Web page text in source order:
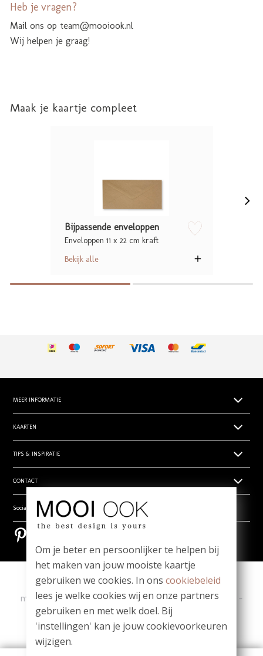
Heb je vragen?
Mail ons op team@mooiook.nl
Wij helpen je graag!
Maak je kaartje compleet
Bijpassende enveloppen
Enveloppen 11 x 22 cm kraft
Bekijk alle
MEER INFORMATIE
Papiersoorten
Levertijden
Prijsoverzicht
Algemene voorwaarden
Privacy verklaring
KAARTEN
Geboortekaartjes
Trouwkaarten zelf ontwerpen
Rouwdrukwerk
Stilgeboren kindje
Bestel een papierwaaier
TIPS & INSPIRATIE
Hippe en unieke babynamen
- Babynamen jongens
- Babynamen meisjes
- Babynamen unisex
Bloei mij! Groeipapier tips!
Meest gestelde vragen
CONTACT
Wie zijn wij
Vragen? Mail ons! team@mooiook.nl
Zakelijk drukwerk
Contact
Social media
Copyright| Contact|
ma t/m vr 09.00 - 12.00 u -Whatsapp: 06-1980 6980
-
team@mooiook.nl
© MOOI OOK 2026 |powered by DRN Cards 2026
Om je beter en persoonlijker te helpen bij
het maken van jouw mooiste kaartje
gebruiken we cookies. In ons cookiebeleid
lees je welke cookies wij en onze partners
gebruiken en met welk doel. Bij
'instellingen' kan je jouw cookievoorkeuren
wijzigen.